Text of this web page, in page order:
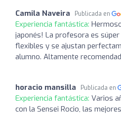
Camila Naveira Publicada en
Experiencia fantástica:
japonés! La profesora es
flexibles y se ajustan
alumno. Altamente
horacio mansilla Publicada en
Experiencia fantástica: Varios
con la Sensei Rocio, las